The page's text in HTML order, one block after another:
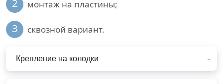
2 монтаж на пластины;
3 сквозной вариант.
Крепление на колодки